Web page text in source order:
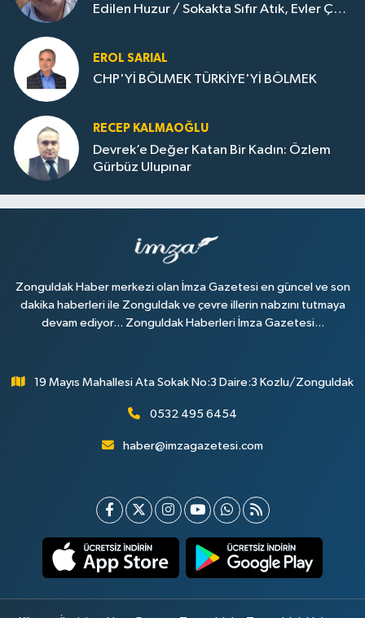
Edilen Huzur / Sokakta Sıfır Atık, Evler Çöp
EROL SARIAL
CHP'Yİ BÖLMEK TÜRKİYE'Yİ BÖLMEK
RECEP KALMAOĞLU
Devrek’e Değer Katan Bir Kadın: Özlem
Gürbüz Ulupınar
Zonguldak Haber merkezi olan İmza Gazetesi en güncel ve son
dakika haberleri ile Zonguldak ve çevre illerin nabzını tutmaya
devam ediyor... Zonguldak Haberleri İmza Gazetesi...
19 Mayıs Mahallesi Ata Sokak No:3 Daire:3 Kozlu/Zonguldak
0532 495 6454
haber@imzagazetesi.com